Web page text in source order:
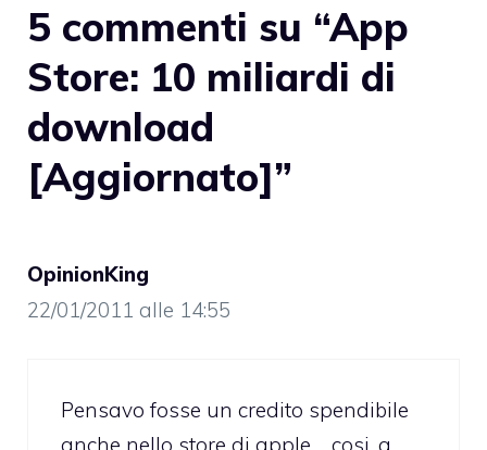
5 commenti su “App
Store: 10 miliardi di
download
[Aggiornato]”
OpinionKing
22/01/2011 alle 14:55
Pensavo fosse un credito spendibile
anche nello store di apple…. cosi, a